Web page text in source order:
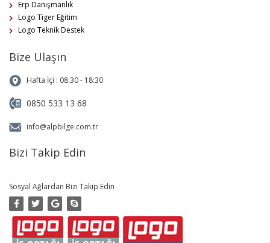
Erp Danışmanlık
Logo Tiger Eğitim
Logo Teknik Destek
Bize Ulaşın
Hafta İçi : 08:30 - 18:30
0850 533 13 68
info@alpbilge.com.tr
Bizi Takip Edin
Sosyal Ağlardan Bizi Takip Edin